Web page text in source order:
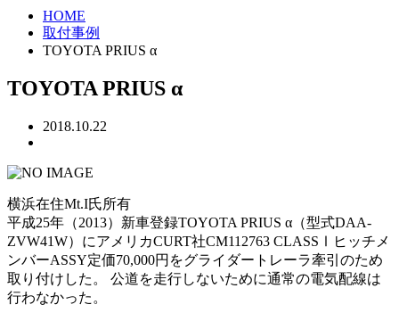
HOME
取付事例
TOYOTA PRIUS α
TOYOTA PRIUS α
2018.10.22
横浜在住Mt.I氏所有
平成25年（2013）新車登録TOYOTA PRIUS α（型式DAA-
ZVW41W）にアメリカCURT社CM112763 CLASSⅠヒッチメ
ンバーASSY定価70,000円をグライダートレーラ牽引のため
取り付けした。 公道を走行しないために通常の電気配線は
行わなかった。